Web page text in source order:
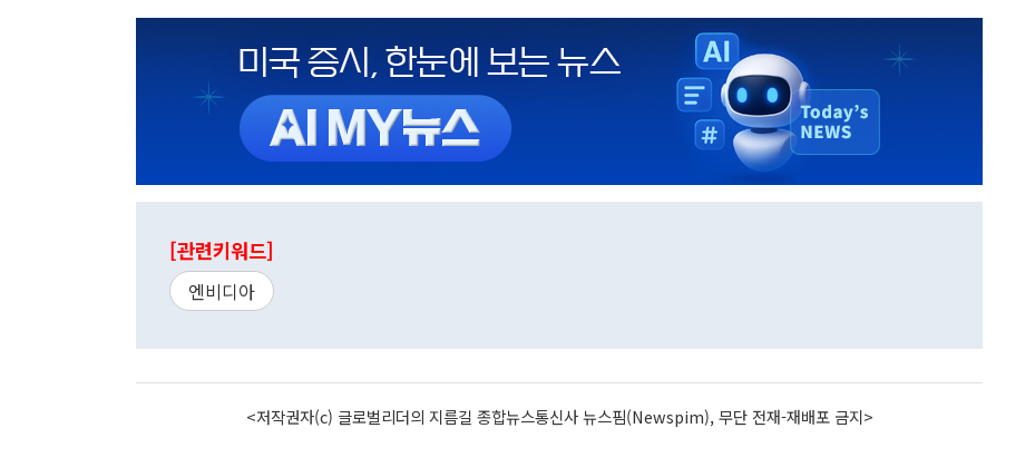
[관련키워드]
엔비디아
<저작권자(c) 글로벌리더의 지름길 종합뉴스통신사 뉴스핌(Newspim), 무단 전재-재배포 금지>